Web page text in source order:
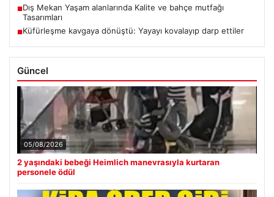
■Dış Mekan Yaşam alanlarında Kalite ve bahçe mutfağı
Tasarımları
■Küfürleşme kavgaya dönüştü: Yayayı kovalayıp darp ettiler
Güncel
05/08/2026
2 yaşındaki bebeği Heimlich manevrasıyla kurtaran
personele ödül